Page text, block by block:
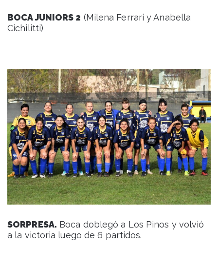
BOCA JUNIORS 2 (Milena Ferrari y Anabella
Cichilitti)
SORPRESA. Boca doblegó a Los Pinos y volvió
a la victoria luego de 6 partidos.